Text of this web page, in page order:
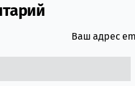
Ваш адрес